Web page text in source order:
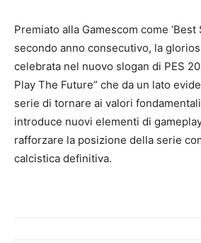
Premiato alla Gamescom come ‘Best
secondo anno consecutivo, la
celebrata nel nuovo slogan di PES
Play The Future” che da un lato
serie di tornare ai valori fondamentali
introduce nuovi elementi di
rafforzare la posizione della serie
calcistica definitiva.